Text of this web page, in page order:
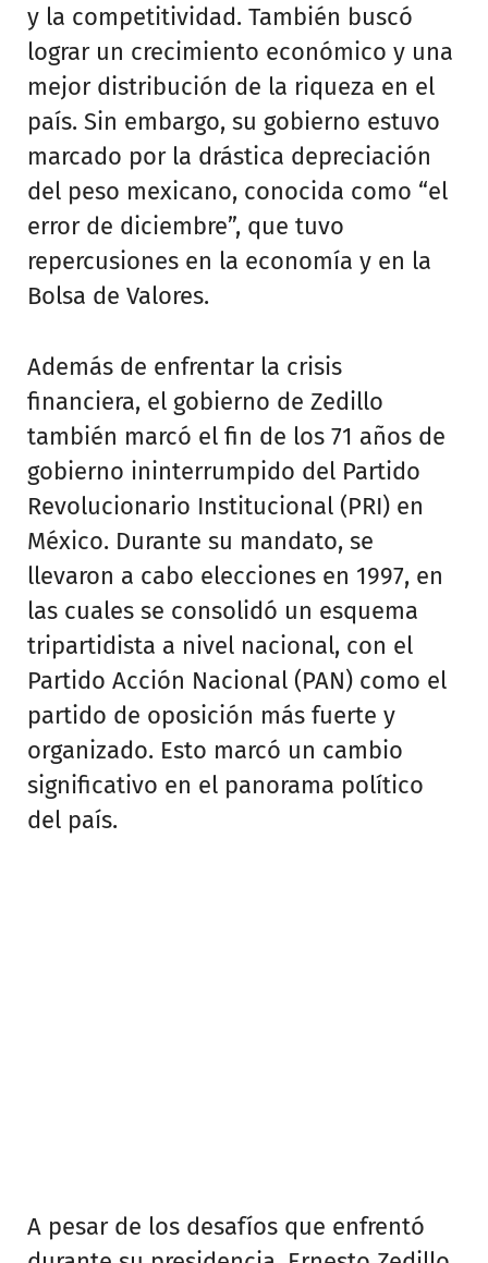
y la competitividad. También buscó
lograr un crecimiento económico y una
mejor distribución de la riqueza en el
país. Sin embargo, su gobierno estuvo
marcado por la drástica depreciación
del peso mexicano, conocida como “el
error de diciembre”, que tuvo
repercusiones en la economía y en la
Bolsa de Valores.
Además de enfrentar la crisis
financiera, el gobierno de Zedillo
también marcó el fin de los 71 años de
gobierno ininterrumpido del Partido
Revolucionario Institucional (PRI) en
México. Durante su mandato, se
llevaron a cabo elecciones en 1997, en
las cuales se consolidó un esquema
tripartidista a nivel nacional, con el
Partido Acción Nacional (PAN) como el
partido de oposición más fuerte y
organizado. Esto marcó un cambio
significativo en el panorama político
del país.
A pesar de los desafíos que enfrentó